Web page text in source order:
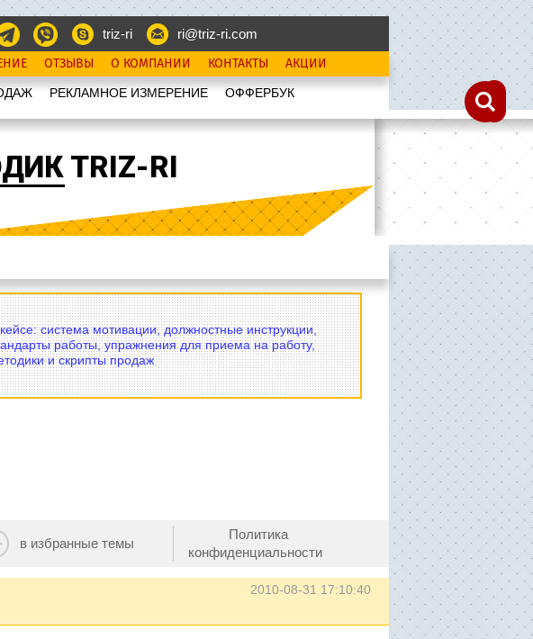
triz-ri ri@triz-ri.com
ОТЗЫВЫ О КОМПАНИИ КОНТАКТЫ АКЦИИ
РЕКЛАМНОЕ ИЗМЕРЕНИЕ OФФЕРБУК
TRIZ-RI
система мотивации, должностные инструкции,
работы, упражнения для приема на работу,
и скрипты продаж
в избранные темы
Политика
конфиденциальности
2010-08-31 17:10:40